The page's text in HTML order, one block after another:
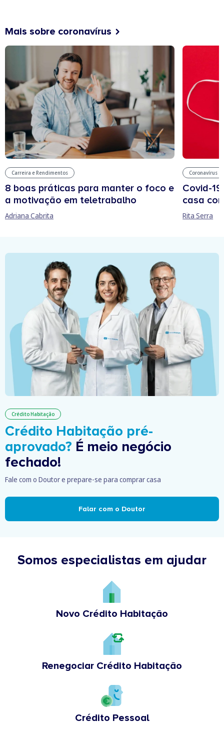
Mais sobre coronavírus
Carreira e Rendimentos
8 boas práticas para manter o foco e
a motivação em teletrabalho
Adriana Cabrita
Coronavírus
Covid-
casa
Rita Serra
Crédito Habitação
Crédito Habitação pré-
aprovado? É meio negócio
fechado!
Fale com o Doutor e prepare-se para comprar casa
Falar com o Doutor
Somos especialistas em ajudar
Novo Crédito Habitação
Renegociar Crédito Habitação
Crédito Pessoal